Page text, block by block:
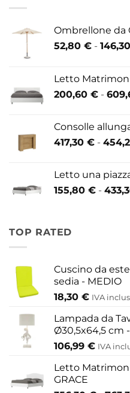
Ombrellone da
52,80 € - 146,30
Letto
200,60 € -
Consolle
417,30 € -
Letto una
155,80 € -
TOP RATED
Cuscino da
sedia - MEDIO
18,30 € IVA
Lampada da
Ø30,5x64,5 cm -
106,99 € IVA
Letto
GRACE